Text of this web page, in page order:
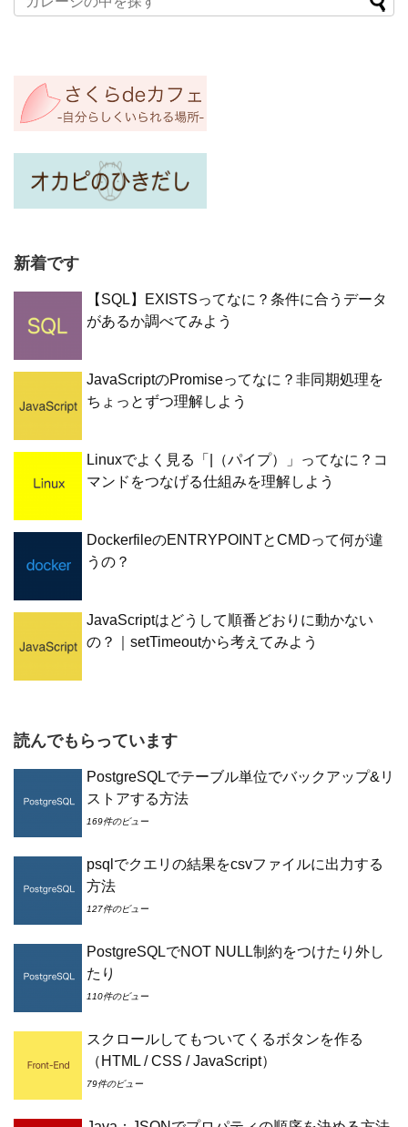
新着です
【SQL】EXISTSってなに？条件に合うデータ
があるか調べてみよう
JavaScriptのPromiseってなに？非同期処理を
ちょっとずつ理解しよう
Linuxでよく見る「|（パイプ）」ってなに？コ
マンドをつなげる仕組みを理解しよう
DockerfileのENTRYPOINTとCMDって何が違
うの？
JavaScriptはどうして順番どおりに動かない
の？｜setTimeoutから考えてみよう
読んでもらっています
PostgreSQLでテーブル単位でバックアップ&リ
ストアする方法
169件のビュー
psqlでクエリの結果をcsvファイルに出力する
方法
127件のビュー
PostgreSQLでNOT NULL制約をつけたり外し
たり
110件のビュー
スクロールしてもついてくるボタンを作る
（HTML / CSS / JavaScript）
79件のビュー